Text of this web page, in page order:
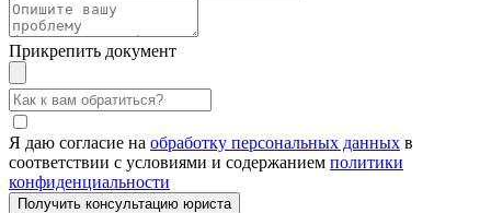
Прикрепить документ
Я даю согласие на обработку персональных данных в
соответствии с условиями и содержанием политики
конфиденциальности